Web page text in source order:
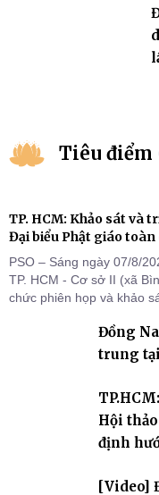
Tiêu điểm
TP. HCM: Khảo sát và
Đại biểu Phật giáo toàn
PSO – Sáng ngày 07/8/
TP. HCM - Cơ sở II (xã
chức phiên họp và khảo
Đồng
trung
Hội
định
[Video]